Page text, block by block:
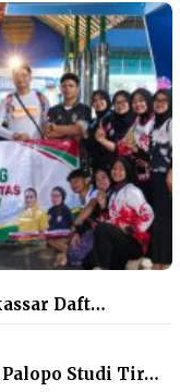
Daft…
Palopo Studi Tir…